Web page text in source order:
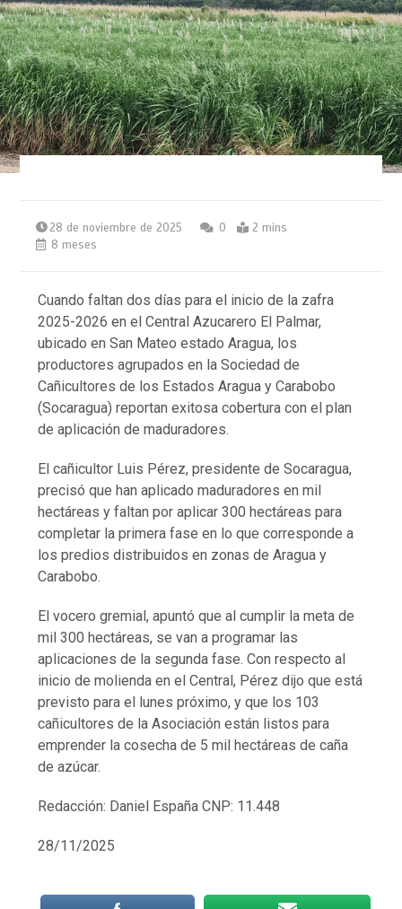
28 de noviembre de 2025 0
2 mins
8 meses
Cuando faltan dos días para el inicio de la zafra
2025-2026 en el Central Azucarero El Palmar,
ubicado en San Mateo estado Aragua, los
productores agrupados en la Sociedad de
Cañicultores de los Estados Aragua y Carabobo
(Socaragua) reportan exitosa cobertura con el plan
de aplicación de maduradores.
El cañicultor Luis Pérez, presidente de Socaragua,
precisó que han aplicado maduradores en mil
hectáreas y faltan por aplicar 300 hectáreas para
completar la primera fase en lo que corresponde a
los predios distribuidos en zonas de Aragua y
Carabobo.
El vocero gremial, apuntó que al cumplir la meta de
mil 300 hectáreas, se van a programar las
aplicaciones de la segunda fase. Con respecto al
inicio de molienda en el Central, Pérez dijo que está
previsto para el lunes próximo, y que los 103
cañicultores de la Asociación están listos para
emprender la cosecha de 5 mil hectáreas de caña
de azúcar.
Redacción: Daniel España CNP: 11.448
28/11/2025